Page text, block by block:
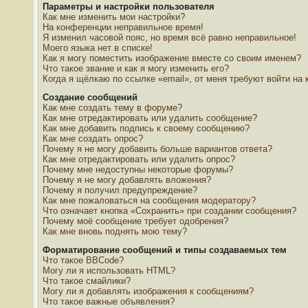
Параметры и настройки пользователя
Как мне изменить мои настройки?
На конференции неправильное время!
Я изменил часовой пояс, но время всё равно неправильное!
Моего языка нет в списке!
Как я могу поместить изображение вместе со своим именем?
Что такое звание и как я могу изменить его?
Когда я щёлкаю по ссылке «email», от меня требуют войти на
Создание сообщений
Как мне создать тему в форуме?
Как мне отредактировать или удалить сообщение?
Как мне добавить подпись к своему сообщению?
Как мне создать опрос?
Почему я не могу добавить больше вариантов ответа?
Как мне отредактировать или удалить опрос?
Почему мне недоступны некоторые форумы?
Почему я не могу добавлять вложения?
Почему я получил предупреждение?
Как мне пожаловаться на сообщения модератору?
Что означает кнопка «Сохранить» при создании сообщения?
Почему моё сообщение требует одобрения?
Как мне вновь поднять мою тему?
Форматирование сообщений и типы создаваемых тем
Что такое BBCode?
Могу ли я использовать HTML?
Что такое смайлики?
Могу ли я добавлять изображения к сообщениям?
Что такое важные объявления?